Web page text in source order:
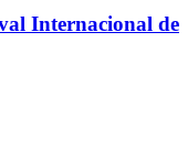
Internacional de